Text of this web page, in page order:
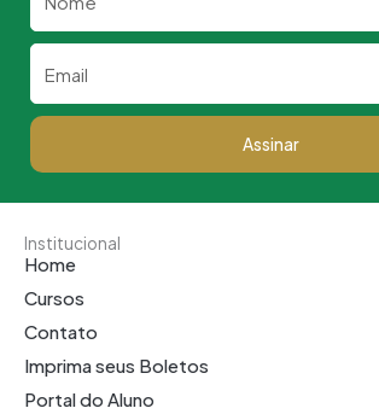
Assinar
Institucional
Home
Cursos
Contato
Imprima seus Boletos
Portal do Aluno